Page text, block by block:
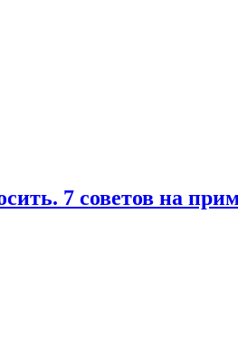
7 советов на